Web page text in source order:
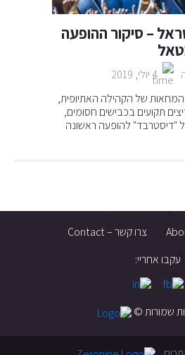
– סיקור ההופעה
4 יולי, 2019
של הקהילה האתיופית,
תקועים בכבישים חסומים,
"דיסטרבד" להופעה ראשונה
צרו קשר – Contact
עקבו אחריי:
שמורות ©